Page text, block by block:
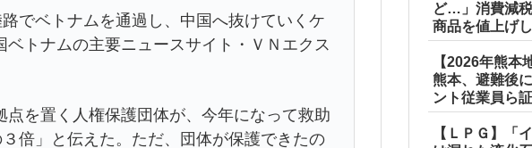
でベトナムを通過し、中国へ抜けていくケ
トナムの主要ニュースサイト・ＶＮエクス
を置く人権保護団体が、今年になって救助
倍」と伝えた。ただ、団体が保護できたの
ど…」消費減
商品を値上げ
【2026年熊本
熊本、避難後
ント従業員ら
【ＬＰＧ】「